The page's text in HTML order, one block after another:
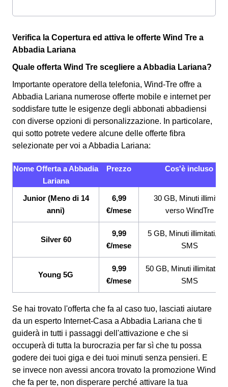
Verifica la Copertura ed attiva le offerte Wind Tre a
Abbadia Lariana
Quale offerta Wind Tre scegliere a Abbadia Lariana?
Importante operatore della telefonia, Wind-Tre offre a
Abbadia Lariana numerose offerte mobile e internet per
soddisfare tutte le esigenze degli abbonati abbadiensi
con diverse opzioni di personalizzazione. In particolare,
qui sotto potrete vedere alcune delle offerte fibra
selezionate per voi a Abbadia Lariana:
Nome Offerta a Abbadia
Lariana
Prezzo Cos'è incluso
Junior (Meno di 14
anni)
6,99
€/mese
30 GB, Minuti illimitati
verso WindTre
Silver 60
9,99
€/mese
5 GB, Minuti illimitati,
SMS
Young 5G
9,99
€/mese
50 GB, Minuti illimitati,
SMS
Se hai trovato l'offerta che fa al caso tuo, lasciati aiutare
da un esperto Internet-Casa a Abbadia Lariana che ti
guiderà in tutti i passaggi dell'attivazione e che si
occuperà di tutta la burocrazia per far sì che tu possa
godere dei tuoi giga e dei tuoi minuti senza pensieri. E
se invece non avessi ancora trovato la promozione Wind
che fa per te, non disperare perché attivare la tua